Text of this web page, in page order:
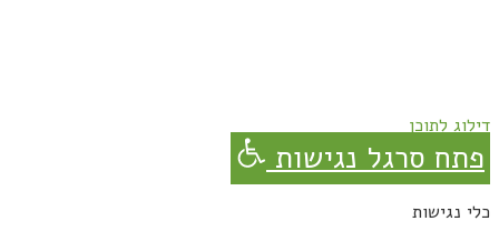
דילוג לתוכן
פתח סרגל נגישות
כלי נגישות